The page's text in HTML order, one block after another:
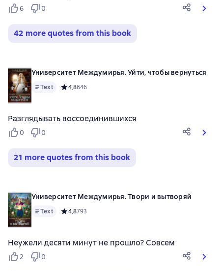
6 0
42 more quotes from this book
Университет Междумирья. Уйти, чтобы вернуться
Text Средний рейтинг 4,8 на основе 646 оценок
4,8646
Разглядывать воссоединившихся
0 0
21 more quotes from this book
Университет Междумирья. Твори и вытворяй
Text Средний рейтинг 4,8 на основе 793 оценок
4,8793
Неужели десяти минут не прошло? Совсем
2 0